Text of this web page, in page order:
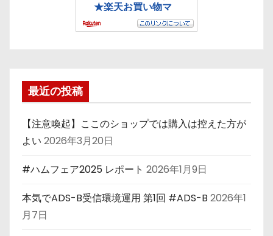
最近の投稿
【注意喚起】ここのショップでは購入は控えた方が
よい 2026年3月20日
#ハムフェア2025 レポート 2026年1月9日
本気でADS-B受信環境運用 第1回 #ADS-B 2026年1
月7日